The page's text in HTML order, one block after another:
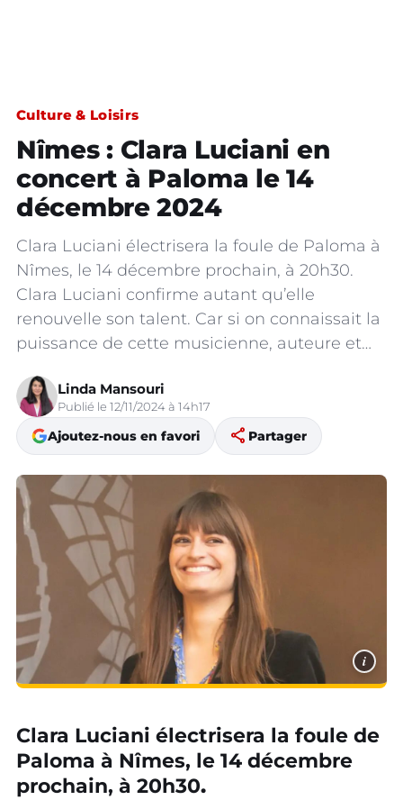
Culture & Loisirs
Nîmes : Clara Luciani en
concert à Paloma le 14
décembre 2024
Clara Luciani électrisera la foule de Paloma à
Nîmes, le 14 décembre prochain, à 20h30.
Clara Luciani confirme autant qu’elle
renouvelle son talent. Car si on connaissait la
puissance de cette musicienne, auteure et…
Linda Mansouri
Publié le 12/11/2024 à 14h17
Ajoutez-nous en favori share Partager
i
Clara Luciani électrisera la foule de
Paloma à Nîmes, le 14 décembre
prochain, à 20h30.